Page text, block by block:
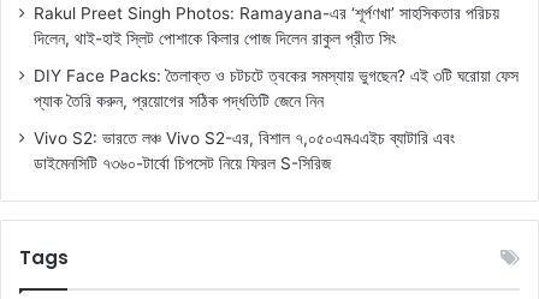
Rakul Preet Singh Photos: Ramayana-এর ‘শূর্পণখা’ সাহসিকতার পরিচয়
দিলেন, থাই-হাই স্লিট পোশাকে কিলার পোজ দিলেন রাকুল প্রীত সিং
DIY Face Packs: তৈলাক্ত ও চটচটে ত্বকের সমস্যায় ভুগছেন? এই ৩টি ঘরোয়া ফেস
প্যাক তৈরি করুন, প্রয়োগের সঠিক পদ্ধতিটি জেনে নিন
Vivo S2: ভারতে লঞ্চ Vivo S2-এর, বিশাল ৭,০৫০এমএএইচ ব্যাটারি এবং
ডাইমেনসিটি ৭৩৬০-টার্বো চিপসেট নিয়ে ফিরল S-সিরিজ
Tags